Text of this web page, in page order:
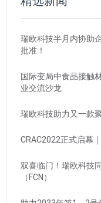
瑞欧科技半月内协助
批准！
国际变局中食品接触
业交流沙龙
瑞欧科技助力又一款
CRAC2022正式启幕
双喜临门！瑞欧科技
（FCN）